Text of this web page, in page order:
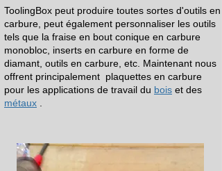
ToolingBox peut produire toutes sortes d'outils en
carbure, peut également personnaliser les outils
tels que la fraise en bout conique en carbure
monobloc, inserts en carbure en forme de
diamant, outils en carbure, etc. Maintenant nous
offrent principalement plaquettes en carbure
pour les applications de travail du bois et des
métaux